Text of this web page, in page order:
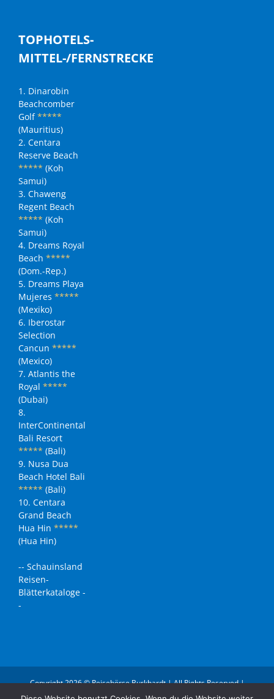
TOPHOTELS-
MITTEL-/FERNSTRECKE
1. Dinarobin
Beachcomber
Golf*****
(Mauritius)
2. Centara
Reserve Beach
***** (Koh
Samui)
3. Chaweng
Regent Beach
***** (Koh
Samui)
4. Dreams Royal
Beach *****
(Dom.-Rep.)
5. Dreams Playa
Mujeres *****
(Mexiko)
6. Iberostar
Selection
Cancun *****
(Mexico)
7. Atlantis the
Royal *****
(Dubai)
8.
InterContinental
Bali Resort
***** (Bali)
9. Nusa Dua
Beach Hotel Bali
***** (Bali)
10. Centara
Grand Beach
Hua Hin *****
(Hua Hin)
-- Schauinsland
Reisen-
Blätterkataloge -
-
Copyright 2026 © Reisebörse Burkhardt | All Rights Reserved |
Impressum